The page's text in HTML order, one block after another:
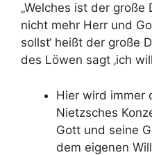
„Welches ist der
nicht mehr Herr und
sollst‘ heißt der große
des Löwen sagt ‚ich
Hier wird immer
Nietzsches
Gott und seine
dem eigenen